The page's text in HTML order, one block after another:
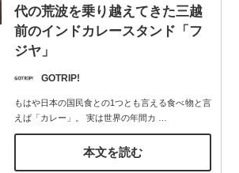
代の荒波を乗り越えてきた三越
前のインドカレースタンド「フ
ジヤ」
GOTRIP!
もはや日本の国民食との1つとも言える食べ物と言
えば「カレー」。 実は世界の年間カ
本文を読む